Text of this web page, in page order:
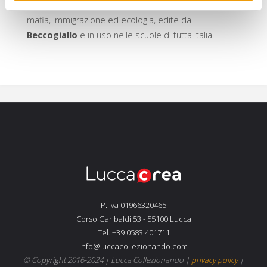
È autore anche “fiabe di impegno civile” su temi quali
mafia, immigrazione ed ecologia, edite da
Beccogiallo e in uso nelle scuole di tutta Italia.
P. Iva 01966320465
Corso Garibaldi 53 - 55100 Lucca
Tel. +39 0583 401711
info@luccacollezionando.com
© Copyright 2016-2024 | Lucca Collezionando | privacy policy|